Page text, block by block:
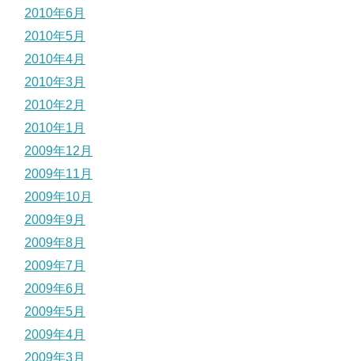
2010年6月
2010年5月
2010年4月
2010年3月
2010年2月
2010年1月
2009年12月
2009年11月
2009年10月
2009年9月
2009年8月
2009年7月
2009年6月
2009年5月
2009年4月
2009年3月